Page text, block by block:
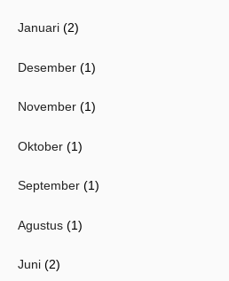
Januari (2)
Desember (1)
November (1)
Oktober (1)
September (1)
Agustus (1)
Juni (2)